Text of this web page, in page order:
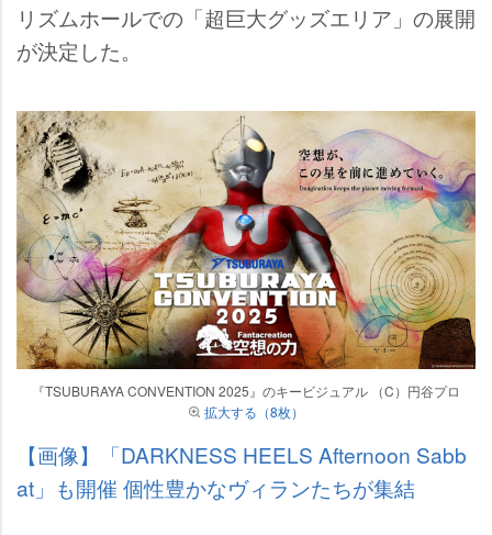
リズムホールでの「超巨大グッズエリア」の展開
が決定した。
『TSUBURAYA CONVENTION 2025』のキービジュアル （C）円谷プロ
拡大する（8枚）
【画像】「DARKNESS HEELS Afternoon Sabb
at」も開催 個性豊かなヴィランたちが集結